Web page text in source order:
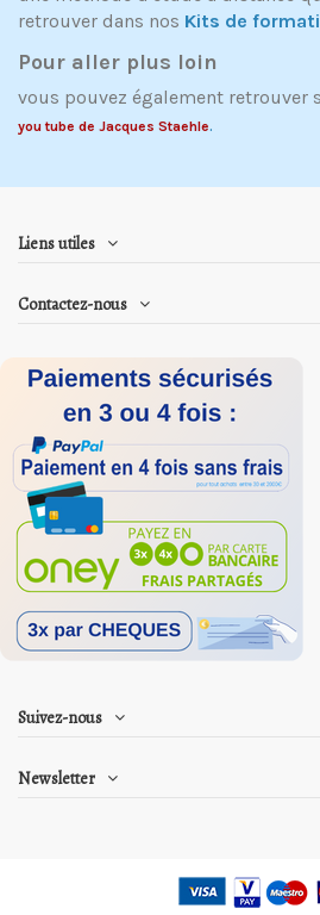
retrouver dans nos Kits de
Pour aller plus loin
vous pouvez également retrouver
you tube de Jacques Staehle.
Liens utiles
Contactez-nous
Suivez-nous
Newsletter